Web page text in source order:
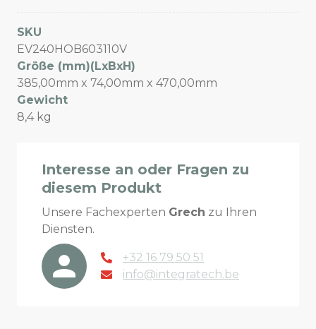
SKU
EV240HOB603110V
Größe (mm)(LxBxH)
385,00mm x 74,00mm x 470,00mm
Gewicht
8,4 kg
Interesse an oder Fragen zu
diesem Produkt
Unsere Fachexperten Grech zu Ihren
Diensten.
+32 16 79 50 51
info@integratech.be